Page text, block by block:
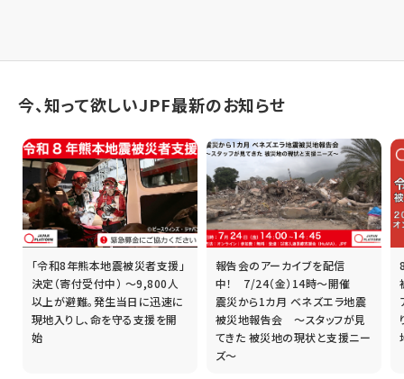
今、知って欲しいJPF最新のお知らせ
「令和8年熊本地震被災者支援」
決定（寄付受付中） ～9,800人
以上が避難。発生当日に迅速に
現地入りし、命を守る支援を開
始
報告会のアーカイブを配信
中！ 7/24（金）14時～開催
震災から1カ月 ベネズエラ地震
被災地報告会 ～スタッフが見
てきた 被災地の現状と支援ニー
ズ～